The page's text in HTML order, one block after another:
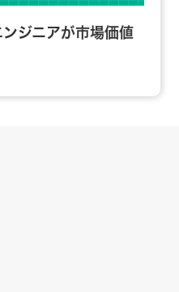
ジニアが市場価値